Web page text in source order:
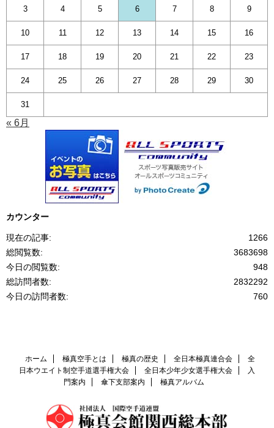
3 4 5 6 7 8 9
10 11 12 13 14 15 16
17 18 19 20 21 22 23
24 25 26 27 28 29 30
31
« 6月
カウンター
1266
現在の記事:
3683698
総閲覧数:
948
今日の閲覧数:
2832292
総訪問者数:
760
今日の訪問者数:
ホーム 極真空手とは 極真の歴史 全日本極真連合会
全
日本ウエイト制空手道選手権大会
全日本少年少女選手権大会
入
門案内
傘下支部案内 極真アルバム